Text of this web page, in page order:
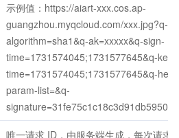
示例值：https://aiart-xxx.cos.ap-
guangzhou.myqcloud.com/xxx.jpg?q-
algorithm=sha1&q-ak=xxxxx&q-sign-
time=1731574045;1731577645&q-key-
time=1731574045;1731577645&q-
param-list=&q-
唯一请求 ID，由服务端生成，每次请求